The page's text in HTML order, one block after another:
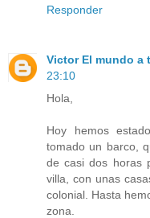
Responder
Victor El mundo a
23:10
Hola,
Hoy hemos
tomado un barco,
de casi dos horas
villa, con unas
colonial. Hasta
zona.